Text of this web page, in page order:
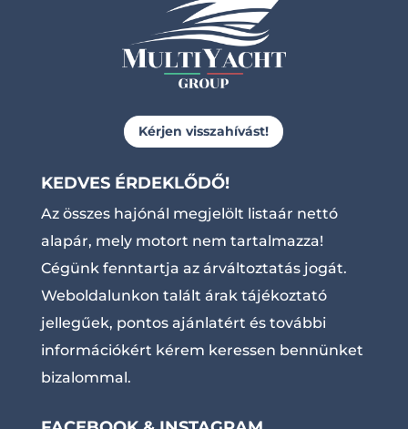
Kérjen visszahívást!
KEDVES ÉRDEKLŐDŐ!
Az összes hajónál megjelölt listaár nettó
alapár, mely motort nem tartalmazza!
Cégünk fenntartja az árváltoztatás jogát.
Weboldalunkon talált árak tájékoztató
jellegűek, pontos ajánlatért és további
információkért kérem keressen bennünket
bizalommal.